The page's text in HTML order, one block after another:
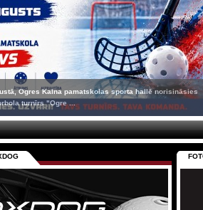
Ogres Kalna pamatskolas sporta hallē norisināsies
turnīrs "Ogre ...